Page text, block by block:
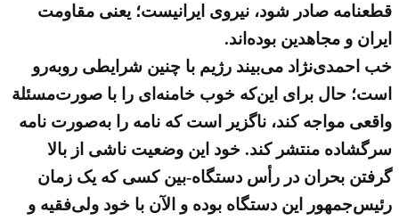
قطعنامه صادر شود، نیروی ایرانیست؛ یعنی مقاومت
ایران و مجاهدین بوده‌اند.
خب احمدی‌نژاد می‌بیند رژیم با چنین شرایطی روبه‌رو
است؛ حال برای این‌که خوب خامنه‌ای را با صورت‌مسئلة‌
واقعی مواجه کند، ناگزیر است که نامه را به‌صورت نامه
سرگشاده منتشر کند. خود این وضعیت ناشی از بالا
گرفتن بحران در رأس دستگاه-بین کسی که یک زمان
رئیس‌جمهور این دستگاه بوده و الآن با خود ولی‌فقیه و